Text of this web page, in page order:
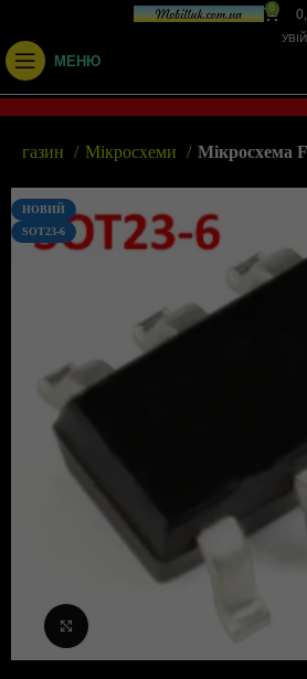
0
МЕНЮ
Магазин Мікросхеми Мікросхема
НОВИЙ
SOT23-6